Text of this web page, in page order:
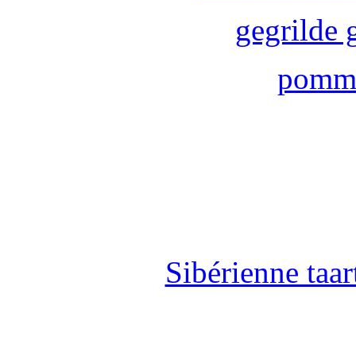
gegrilde
Sibérienne